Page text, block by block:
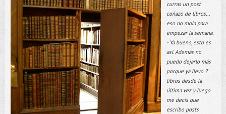
curras un post
coñazo de libros…
eso no mola para
empezar la semana.
- Ya bueno, esto es
así. Además no
puedo dejarlo más
porque ya llevo 7
libros desde la
última vez y luego
me decís que
escribo posts